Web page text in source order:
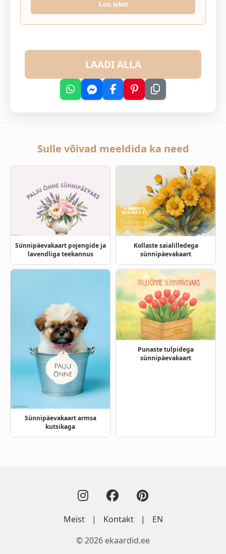
Loo tekst
LAADI ALLA
Sulle võivad meeldida ka need
Sünnipäevakaart pojengide ja
lavendliga teekannus
Kollaste saialilledega
sünnipäevakaart
Sünnipäevakaart armsa
kutsikaga
Punaste tulpidega
sünnipäevakaart
Meist | Kontakt |
EN
© 2026 ekaardid.ee